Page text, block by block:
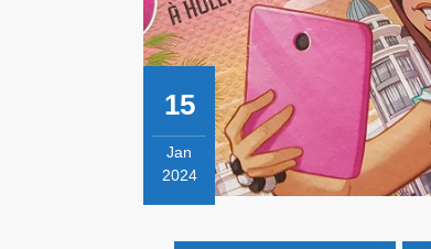
15
Jan
2024
2024